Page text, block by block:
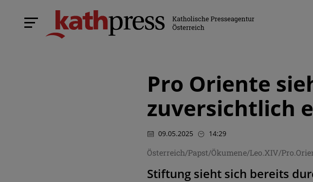
Pro Oriente
zuversichtlich
09.05.2025 14:29
Österreich/Papst/Ökumene/Leo.XIV/
Stiftung sieht sich bereits